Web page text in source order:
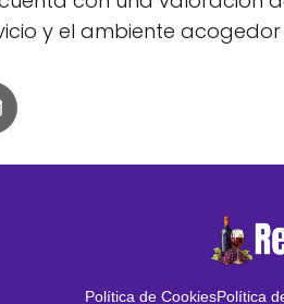
y el ambiente
Política de CookiesPolítica